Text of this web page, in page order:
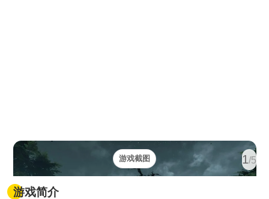
1/5
游戏截图
游戏简介